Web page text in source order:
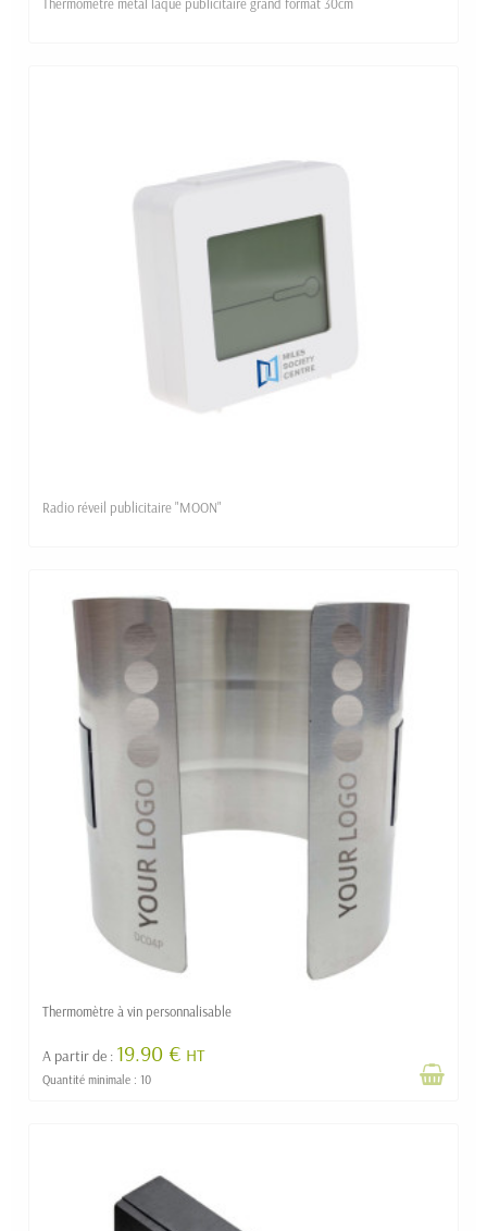
Radio réveil publicitaire "MOON"
Thermomètre à vin personnalisable
A partir de : 19.90 € HT
Quantité minimale : 10